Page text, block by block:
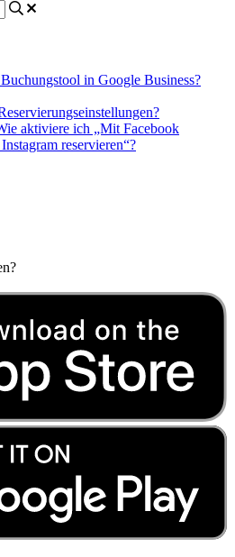
in Google Business?
aktiviere ich „Mit Facebook
reservieren“?